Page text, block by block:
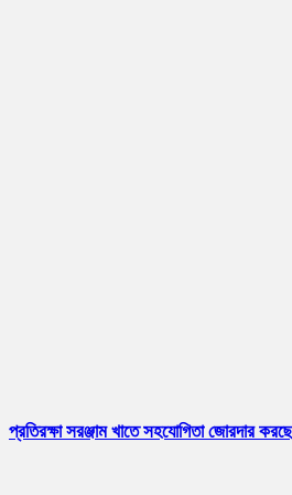
প্রতিরক্ষা সরঞ্জাম খাতে সহযোগিতা জোরদার